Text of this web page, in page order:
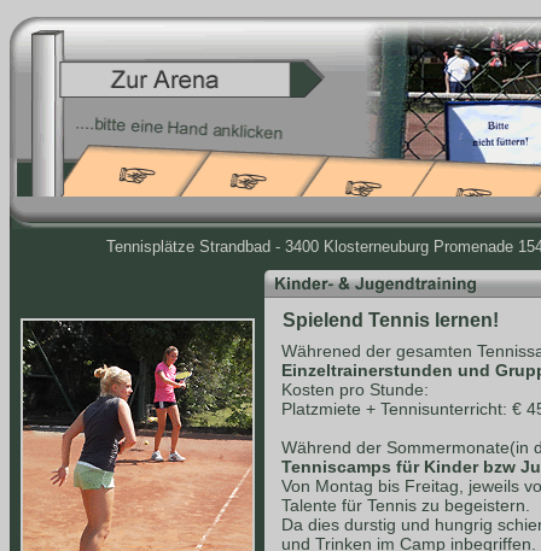
Tennisplätze Strandbad - 3400 Klosterneuburg Promenade
Spielend Tennis lernen!
Währened der gesamten
Einzeltrainerstunden und
Kosten pro Stunde:
Platzmiete + Tennisunterricht: €
Während der Sommermonate(in
Tenniscamps für Kinder bzw
Von Montag bis Freitag, jeweils
Talente für Tennis zu begeistern.
Da dies durstig und hungrig
und Trinken im Camp